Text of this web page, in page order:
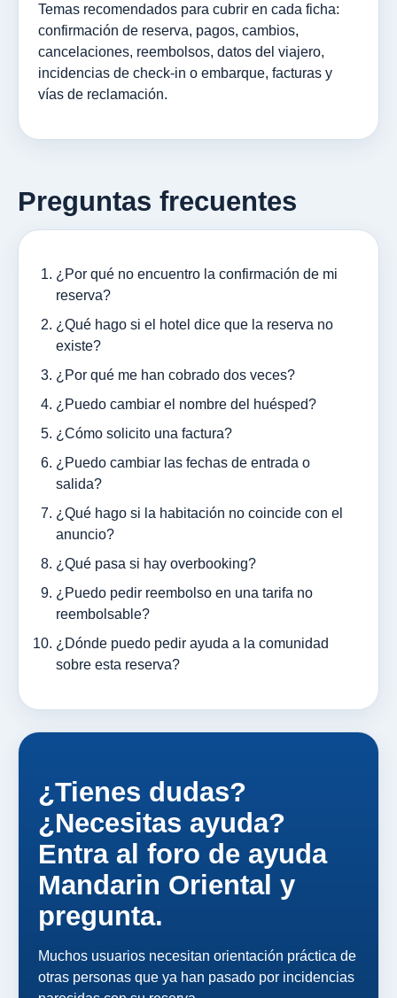
Temas recomendados para cubrir en cada ficha:
confirmación de reserva, pagos, cambios,
cancelaciones, reembolsos, datos del viajero,
incidencias de check-in o embarque, facturas y
vías de reclamación.
Preguntas frecuentes
¿Por qué no encuentro la confirmación de mi
reserva?
¿Qué hago si el hotel dice que la reserva no
existe?
¿Por qué me han cobrado dos veces?
¿Puedo cambiar el nombre del huésped?
¿Cómo solicito una factura?
¿Puedo cambiar las fechas de entrada o
salida?
¿Qué hago si la habitación no coincide con el
anuncio?
¿Qué pasa si hay overbooking?
¿Puedo pedir reembolso en una tarifa no
reembolsable?
¿Dónde puedo pedir ayuda a la comunidad
sobre esta reserva?
¿Tienes dudas?
¿Necesitas ayuda?
Entra al foro de ayuda
Mandarin Oriental y
pregunta.
Muchos usuarios necesitan orientación práctica de
otras personas que ya han pasado por incidencias